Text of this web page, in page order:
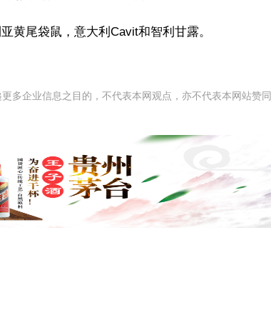
黄尾袋鼠，意大利Cavit和智利甘露。
多企业信息之目的，不代表本网观点，亦不代表本网站赞同